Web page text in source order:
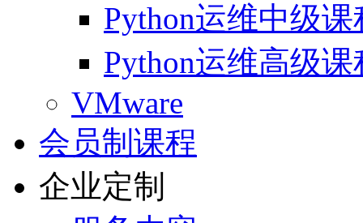
Python运维中级课
Python运维高级课
VMware
会员制课程
企业定制